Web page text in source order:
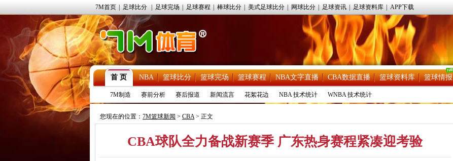
7M首页 足球比分 足球完场 足球赛程 棒球比分 美式足球比分 网球比分 足球资讯 足球资料库 APP下载
首 页 NBA 篮球比分 篮球完场 篮球赛程 NBA文字直播 CBA数据直播 篮球资料库 篮球情报
7M制造 赛前分析 赛后报道 新闻流言 花絮花边 NBA 技术统计 WNBA 技术统计
您现在的位置： 7M篮球新闻 > CBA> 正文
CBA球队全力备战新赛季 广东热身赛程紧凑迎考验